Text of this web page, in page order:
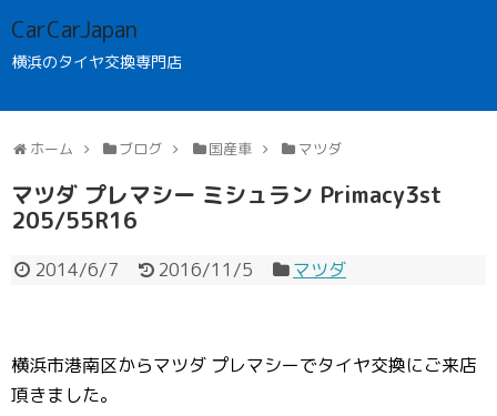
CarCarJapan
横浜のタイヤ交換専門店
ホーム ブログ 国産車 マツダ
マツダ プレマシー ミシュラン Primacy3st
205/55R16
2014/6/7 2016/11/5 マツダ
横浜市港南区からマツダ プレマシーでタイヤ交換にご来店
頂きました。